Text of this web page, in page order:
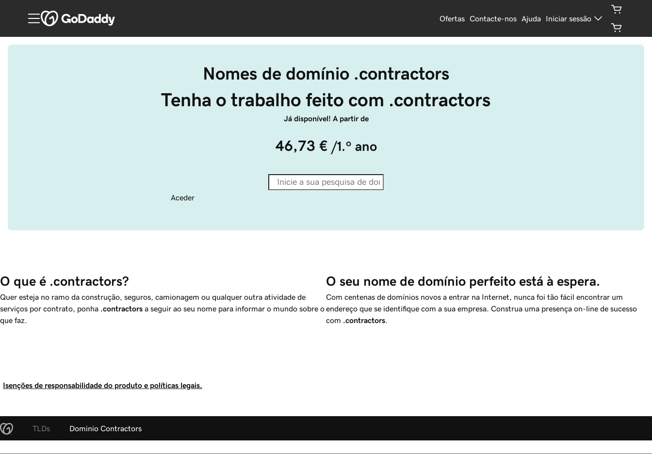
Ofertas Contacte-nos Ajuda Iniciar sessão
Nomes de domínio .contractors
Tenha o trabalho feito com .contractors
Já disponível! A partir de
46,73 € /1.º ano
Aceder
O que é .contractors?
Quer esteja no ramo da construção, seguros, camionagem ou qualquer outra atividade de
serviços por contrato, ponha .contractors a seguir ao seu nome para informar o mundo sobre o
que faz.
O seu nome de domínio perfeito está à espera.
Com centenas de domínios novos a entrar na Internet, nunca foi tão fácil encontrar um
endereço que se identifique com a sua empresa. Construa uma presença on-line de sucesso
com .contractors
Isenções de responsabilidade do produto e políticas legais.
TLDs Dominio Contractors